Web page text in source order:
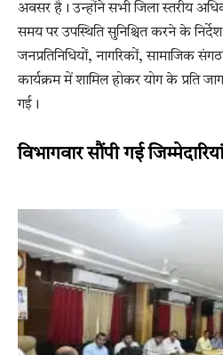
अवसर है। उन्होंने सभी जिला स्तरीय
समय पर उपस्थिति सुनिश्चित करने के
जनप्रतिनिधियों, नागरिकों, सामाजिक
कार्यक्रम में शामिल होकर योग के प्रति
गई।
विभागवार सौंपी गई जिम्मेदारियां